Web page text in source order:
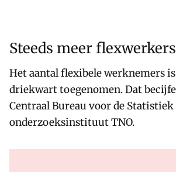
Steeds meer flexwerkers
Het aantal flexibele werknemers
driekwart toegenomen. Dat
Centraal Bureau voor de Statistiek
onderzoeksinstituut TNO.